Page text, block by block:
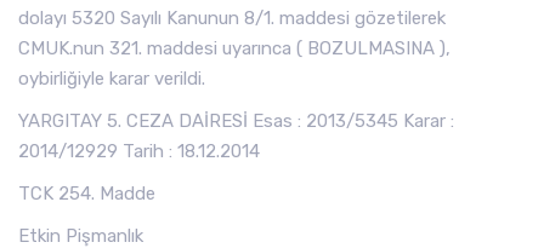
dolayı 5320 Sayılı Kanunun 8/1. maddesi gözetilerek
CMUK.nun 321. maddesi uyarınca ( BOZULMASINA ),
oybirliğiyle karar verildi.
YARGITAY 5. CEZA DAİRESİ Esas : 2013/5345 Karar :
2014/12929 Tarih : 18.12.2014
TCK 254. Madde
Etkin Pişmanlık